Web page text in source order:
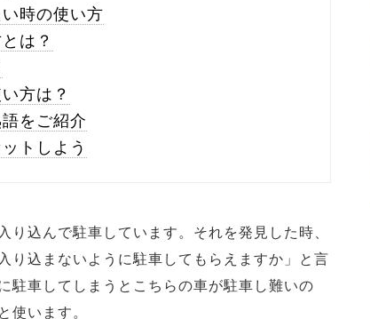
時の使い方
は？
方は？
をご紹介
トしよう
込んで駐車しています。それを発見した時、
り込まないように駐車してもらえますか」と言
駐車してしまうとこちらの車が駐車し難いの
います。